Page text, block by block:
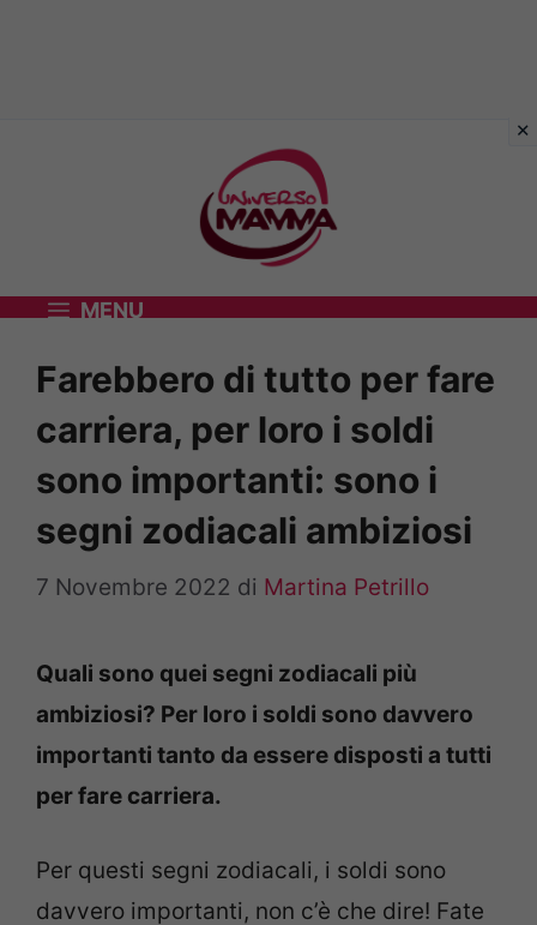
MENU
Farebbero di tutto per fare
carriera, per loro i soldi
sono importanti: sono i
segni zodiacali ambiziosi
7 Novembre 2022 di Martina Petrillo
Quali sono quei segni zodiacali più
ambiziosi? Per loro i soldi sono davvero
importanti tanto da essere disposti a tutti
per fare carriera.
Per questi segni zodiacali, i soldi sono
davvero importanti, non c’è che dire! Fate